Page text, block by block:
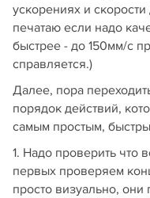
ускорениях и
печатаю если надо
быстрее - до 150мм/с
справляется.)
Далее, пора
порядок действий,
самым простым,
1. Надо проверить что
первых проверяем
просто визуально, они